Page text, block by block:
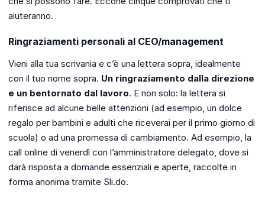
aiuteranno.
Ringraziamenti personali al CEO/management
Vieni alla tua scrivania e c’è una lettera sopra, idealmente
con il tuo nome sopra. Un ringraziamento dalla direzione
e un bentornato dal lavoro. E non solo: la lettera si
riferisce ad alcune belle attenzioni (ad esempio, un dolce
regalo per bambini e adulti che riceverai per il primo giorno di
scuola) o ad una promessa di cambiamento. Ad esempio, la
call online di venerdì con l’amministratore delegato, dove si
darà risposta a domande essenziali e aperte, raccolte in
forma anonima tramite Sli.do.